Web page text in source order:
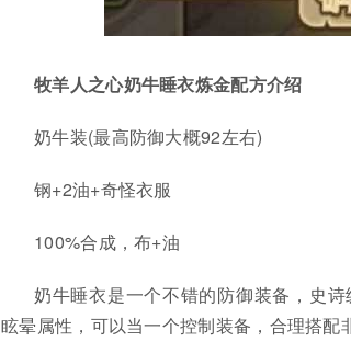
牧羊人之心奶牛睡衣炼金配方介绍
奶牛装(最高防御大概92左右)
钢+2油+奇怪衣服
100%合成，布+油
奶牛睡衣是一个不错的防御装备，史
眩晕属性，可以当一个控制装备，合理搭配